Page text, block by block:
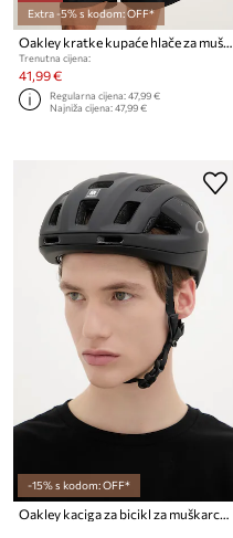
Extra -5% s kodom: OFF*
Oakley kratke kupaće hlače za muškarce
Trenutna cijena:
41,99 €
Regularna cijena:47,99 €
Najniža cijena:47,99 €
-15% s kodom: OFF*
Oakley kaciga za bicikl za muškarce ARO3 Endurance